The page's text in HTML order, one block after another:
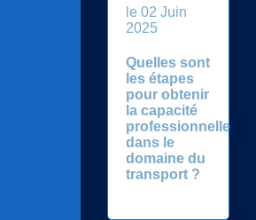
le 02 Juin
2025
Quelles sont
les étapes
pour obtenir
la capacité
professionnelle
dans le
domaine du
transport ?